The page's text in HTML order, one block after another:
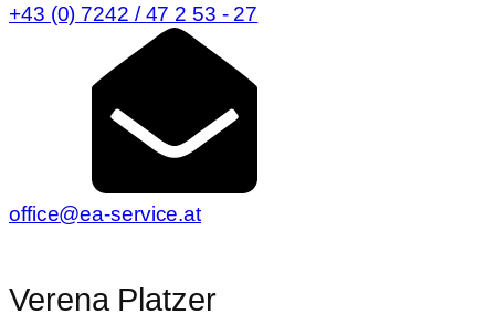
+43 (0) 7242 / 47 2 53 - 27
office@ea-service.at
Verena Platzer